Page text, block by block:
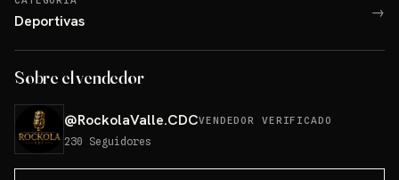
Deportivas →
Sobre el vendedor
@RockolaValle.CDCVENDEDOR VERIFICADO
230 Seguidores